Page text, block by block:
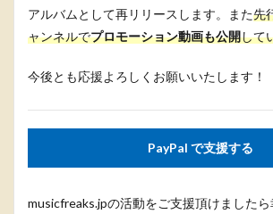
アルバムとして再リリースします。また先
ャンネルでプロモーション動画も公開して
今後とも応援よろしくお願いいたします！
PayPal で支援する
musicfreaks.jpの活動をご支援頂けました